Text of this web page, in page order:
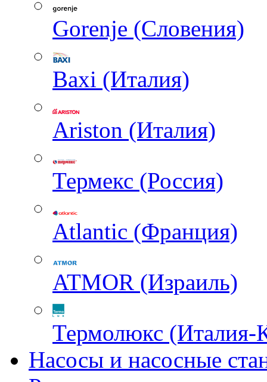
Gorenje (Словения)
Baxi (Италия)
Ariston (Италия)
Термекс (Россия)
Atlantic (Франция)
ATMOR (Израиль)
Термолюкс (Италия-
Насосы и насосные